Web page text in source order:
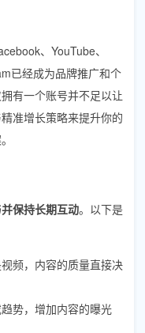
、YouTube、
已经成为品牌推广和个
有一个账号并不足以让
准增长策略来提升你的
保持长期互动。以下是
频，内容的质量直接决
势，增加内容的曝光